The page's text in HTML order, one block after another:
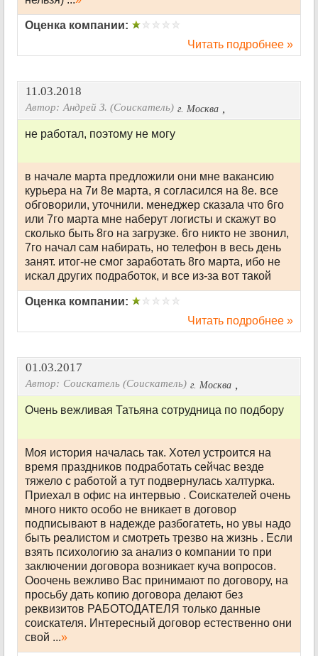
Оценка компании:
Читать подробнее »
11.03.2018
Автор: Андрей З. (Соискатель) ,
г. Москва
не работал, поэтому не могу
в начале марта предложили они мне вакансию
курьера на 7и 8е марта, я согласился на 8е. все
обговорили, уточнили. менеджер сказала что 6го
или 7го марта мне наберут логисты и скажут во
сколько быть 8го на загрузке. 6го никто не звонил,
7го начал сам набирать, но телефон в весь день
занят. итог-не смог заработать 8го марта, ибо не
искал других подработок, и все из-за вот такой
Оценка компании:
Читать подробнее »
01.03.2017
Автор: Соискатель (Соискатель) ,
г. Москва
Очень вежливая Татьяна сотрудница по подбору
Моя история началась так. Хотел устроится на
время праздников подработать сейчас везде
тяжело с работой а тут подвернулась халтурка.
Приехал в офис на интервью . Соискателей очень
много никто особо не вникает в договор
подписывают в надежде разбогатеть, но увы надо
быть реалистом и смотреть трезво на жизнь . Если
взять психологию за анализ о компании то при
заключении договора возникает куча вопросов.
Ооочень вежливо Вас принимают по договору, на
просьбу дать копию договора делают без
реквизитов РАБОТОДАТЕЛЯ только данные
соискателя. Интересный договор естественно они
свой ...»